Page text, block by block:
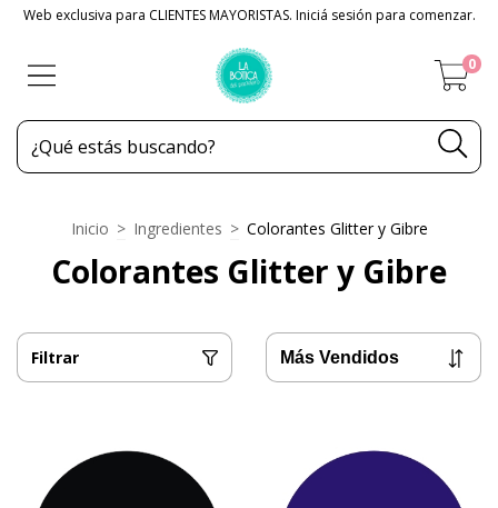
Web exclusiva para CLIENTES MAYORISTAS. Iniciá sesión para comenzar.
0
Inicio > Ingredientes > Colorantes Glitter y Gibre
Colorantes Glitter y Gibre
Filtrar